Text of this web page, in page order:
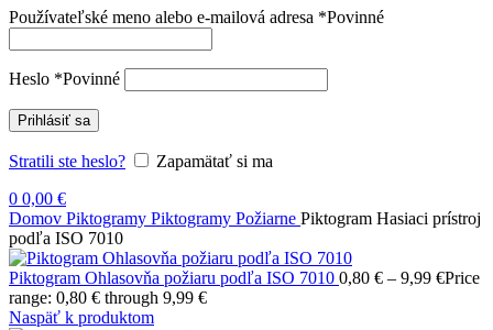
Používateľské meno alebo e-mailová adresa *Povinné
Heslo *Povinné
Prihlásiť sa
Stratili ste heslo?
Zapamätať si ma
0 0,00 €
Domov Piktogramy Piktogramy Požiarne Piktogram Hasiaci prístroj
podľa ISO 7010
Piktogram Ohlasovňa požiaru podľa ISO 7010 0,80 € – 9,99 €Price
range: 0,80 € through 9,99 €
Naspäť k produktom